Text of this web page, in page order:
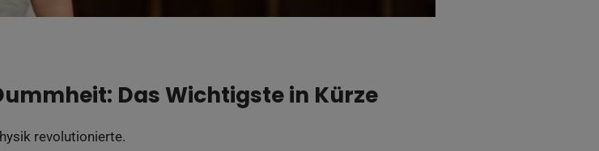
Das Wichtigste in Kürze
revolutionierte.